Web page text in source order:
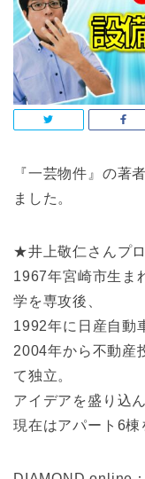
『一芸物件』の著
ました。
★井上敬仁さんプ
1967年宮崎市生ま
学を専攻後、
1992年に日産自動
2004年から不動産
て独立。
アイデアを盛り込
現在はアパート6棟